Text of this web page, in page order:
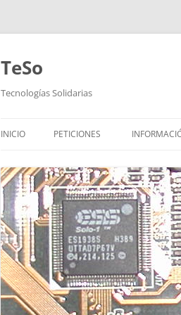
TeSo
Tecnologías Solidarias
INICIO PETICIONES
¿DÓNDE
HORARIOS
¿CÓMO
OTRAS